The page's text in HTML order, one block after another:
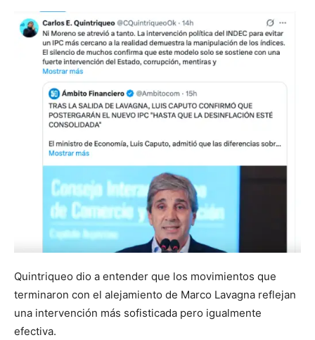
Quintriqueo dio a entender que los movimientos que
terminaron con el alejamiento de Marco Lavagna reflejan
una intervención más sofisticada pero igualmente
efectiva.